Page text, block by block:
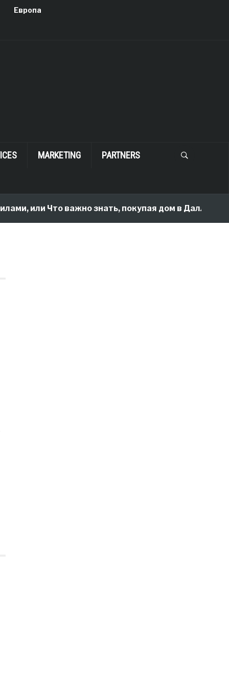
Европа
MARKETING PARTNERS
Что важно знать, покупая дом в Далласе